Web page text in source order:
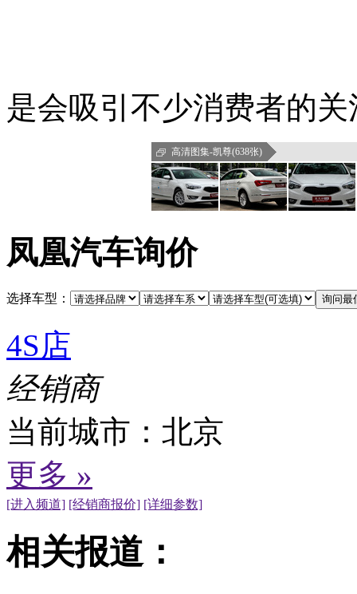
是会吸引不少消费者的
高清图集-凯尊(638张)
凤凰汽车询价
选择车型：
4S店
经销商
当前城市： 北京
更多 »
[进入频道] [经销商报价] [详细参数]
相关报道：